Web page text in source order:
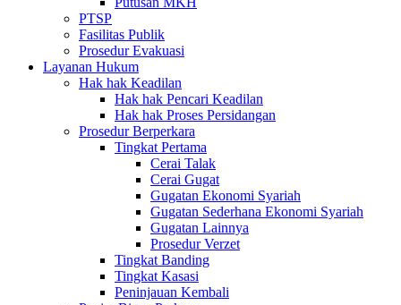
PTSP
Fasilitas Publik
Prosedur Evakuasi
Layanan Hukum
Hak hak Keadilan
Hak hak Pencari Keadilan
Hak hak Proses Persidangan
Prosedur Berperkara
Tingkat Pertama
Cerai Talak
Cerai Gugat
Gugatan Ekonomi Syariah
Gugatan Sederhana Ekonomi Syariah
Gugatan Lainnya
Prosedur Verzet
Tingkat Banding
Tingkat Kasasi
Peninjauan Kembali